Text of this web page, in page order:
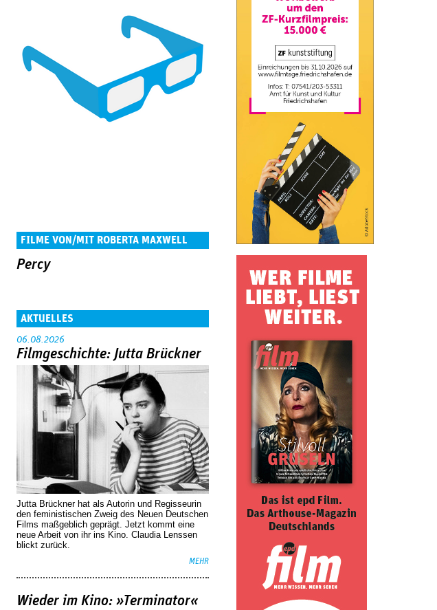
FILME VON/MIT ROBERTA MAXWELL
Percy
AKTUELLES
06.08.2026
Filmgeschichte: Jutta Brückner
Jutta Brückner hat als Autorin und Regisseurin
den feministischen Zweig des Neuen Deutschen
Films maßgeblich geprägt. Jetzt kommt eine
neue Arbeit von ihr ins Kino. Claudia Lenssen
blickt zurück.
MEHR
Wieder im Kino: »Terminator«